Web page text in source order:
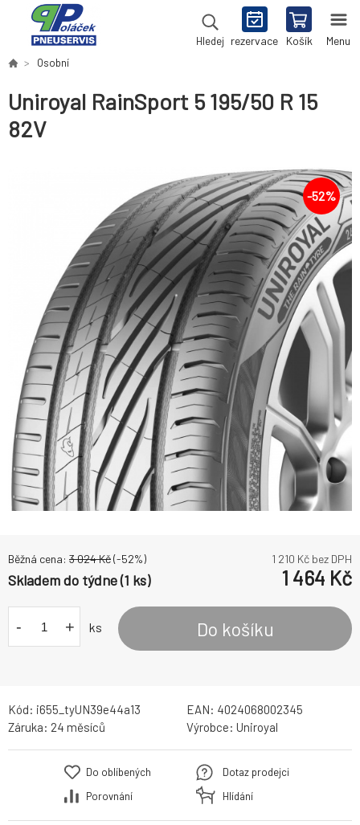
Hledej rezervace Košík Menu
Osobní
Uniroyal RainSport 5 195/50 R 15
82V
-52%
Běžná cena: 3 024Kč(-52%) 1 210 Kč bez DPH
Skladem do týdne (1 ks) 1 464 Kč
- + ks Do košíku
Kód: i655_tyUN39e44a13 EAN: 4024068002345
Záruka: 24 měsíců Výrobce: Uniroyal
Do oblíbených
Porovnání
Dotaz prodejci
Hlídání